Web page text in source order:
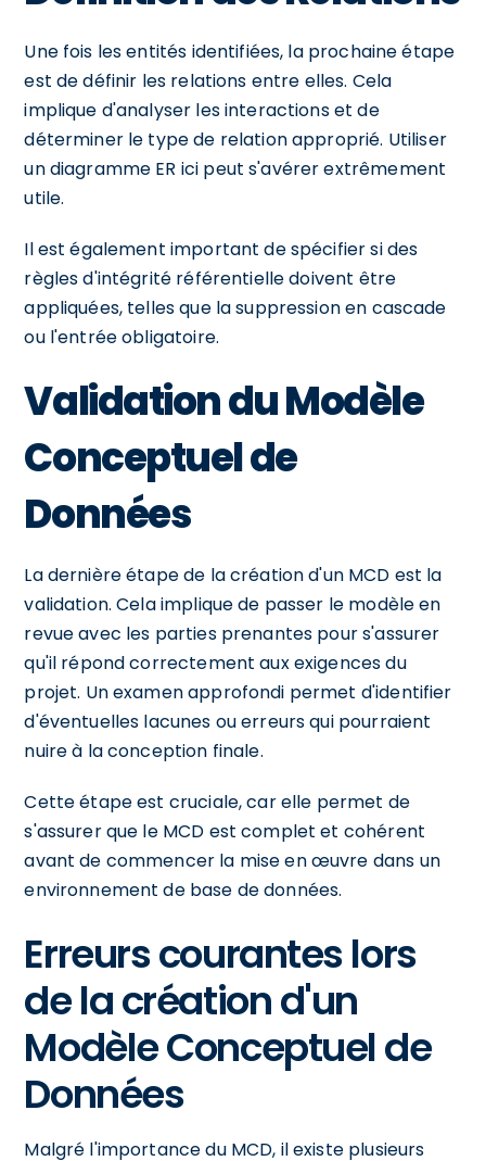
Une fois les entités identifiées, la prochaine étape
est de définir les relations entre elles. Cela
implique d'analyser les interactions et de
déterminer le type de relation approprié. Utiliser
un diagramme ER ici peut s'avérer extrêmement
utile.
Il est également important de spécifier si des
règles d'intégrité référentielle doivent être
appliquées, telles que la suppression en cascade
ou l'entrée obligatoire.
Validation du Modèle
Conceptuel de
Données
La dernière étape de la création d'un MCD est la
validation. Cela implique de passer le modèle en
revue avec les parties prenantes pour s'assurer
qu'il répond correctement aux exigences du
projet. Un examen approfondi permet d'identifier
d'éventuelles lacunes ou erreurs qui pourraient
nuire à la conception finale.
Cette étape est cruciale, car elle permet de
s'assurer que le MCD est complet et cohérent
avant de commencer la mise en œuvre dans un
environnement de base de données.
Erreurs courantes lors
de la création d'un
Modèle Conceptuel de
Données
Malgré l'importance du MCD, il existe plusieurs